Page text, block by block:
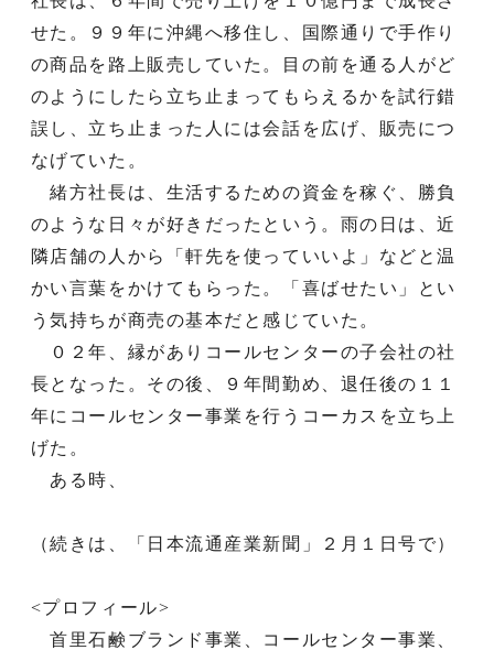
せた。９９年に沖縄へ移住し、国際通りで手作り
の商品を路上販売していた。目の前を通る人がど
のようにしたら立ち止まってもらえるかを試行錯
誤し、立ち止まった人には会話を広げ、販売につ
なげていた。
緒方社長は、生活するための資金を稼ぐ、勝負
のような日々が好きだったという。雨の日は、近
隣店舗の人から「軒先を使っていいよ」などと温
かい言葉をかけてもらった。「喜ばせたい」とい
う気持ちが商売の基本だと感じていた。
０２年、縁がありコールセンターの子会社の社
長となった。その後、９年間勤め、退任後の１１
年にコールセンター事業を行うコーカスを立ち上
げた。
ある時、
（続きは、「日本流通産業新聞」２月１日号で）
<プロフィール>
首里石鹸ブランド事業、コールセンター事業、